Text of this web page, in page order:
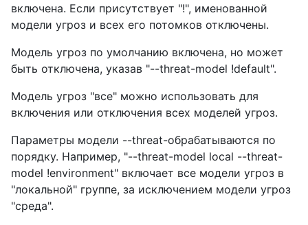
включена. Если присутствует "!", именованной
модели угроз и всех его потомков отключены.
Модель угроз по умолчанию включена, но может
быть отключена, указав "--threat-model !default".
Модель угроз "все" можно использовать для
включения или отключения всех моделей угроз.
Параметры модели --threat-обрабатываются по
порядку. Например, "--threat-model local --threat-
model !environment" включает все модели угроз в
"локальной" группе, за исключением модели угроз
"среда".